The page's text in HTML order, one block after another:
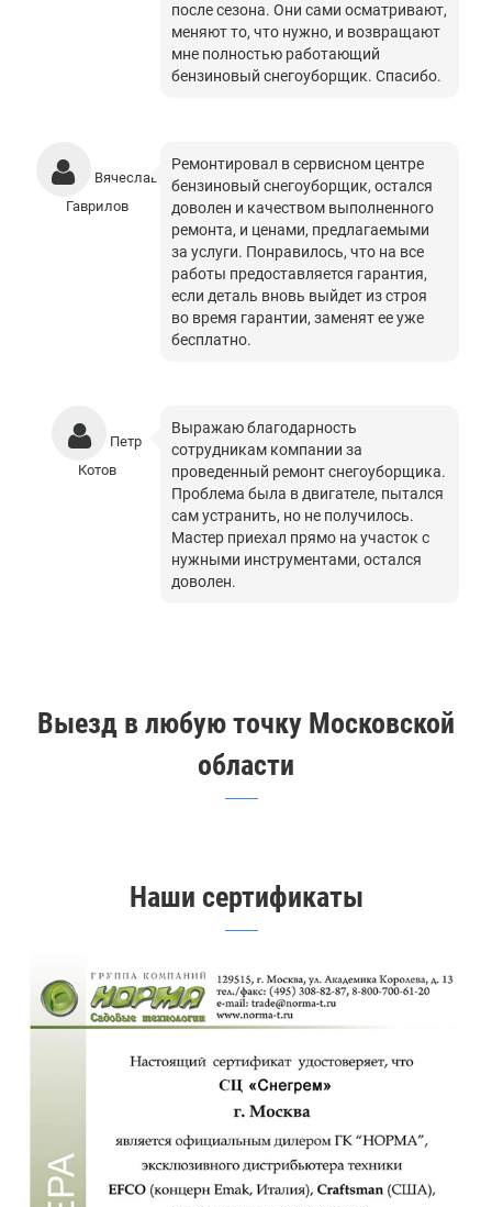
после сезона. Они сами осматривают,
меняют то, что нужно, и возвращают
мне полностью работающий
бензиновый снегоуборщик. Спасибо.
Вячеслав
Гаврилов
Ремонтировал в сервисном центре
бензиновый снегоуборщик, остался
доволен и качеством выполненного
ремонта, и ценами, предлагаемыми
за услуги. Понравилось, что на все
работы предоставляется гарантия,
если деталь вновь выйдет из строя
во время гарантии, заменят ее уже
бесплатно.
Петр
Котов
Выражаю благодарность
сотрудникам компании за
проведенный ремонт снегоуборщика.
Проблема была в двигателе, пытался
сам устранить, но не получилось.
Мастер приехал прямо на участок с
нужными инструментами, остался
доволен.
Выезд в любую точку Московской
области
Наши сертификаты